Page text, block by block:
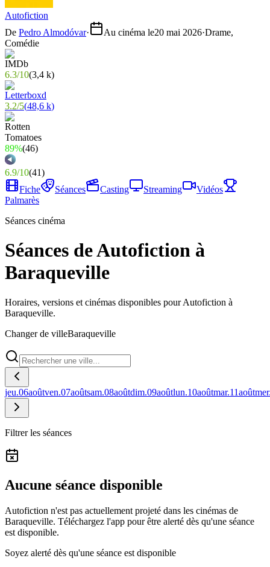
Autofiction
De Pedro Almodóvar· Au cinéma le20 mai 2026·Drame,
Comédie
6.3/10(3,4 k)
3.2/5(48,6 k)
89%(46)
6.9/10(41)
Fiche
Séances Casting Streaming
Vidéos
Palmarès
Séances cinéma
Séances de Autofiction à
Baraqueville
Horaires, versions et cinémas disponibles pour Autofiction à
Baraqueville.
Changer de villeBaraqueville
jeu.06aoûtven.07aoûtsam.08aoûtdim.09aoûtlun.10aoûtmar.11août
Filtrer les séances
Aucune séance disponible
Autofiction n'est pas actuellement projeté dans les cinémas de
Baraqueville. Téléchargez l'app pour être alerté dès qu'une séance
est disponible.
Soyez alerté dès qu'une séance est disponible